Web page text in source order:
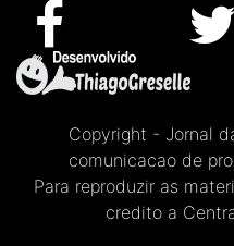
Copyright - Jornal
comunicacao de
Para reproduzir as
credito a